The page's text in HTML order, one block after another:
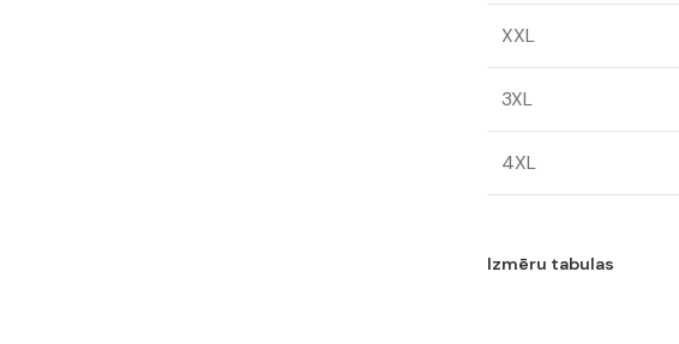
XXL
3XL
4XL
Izmēru tabulas